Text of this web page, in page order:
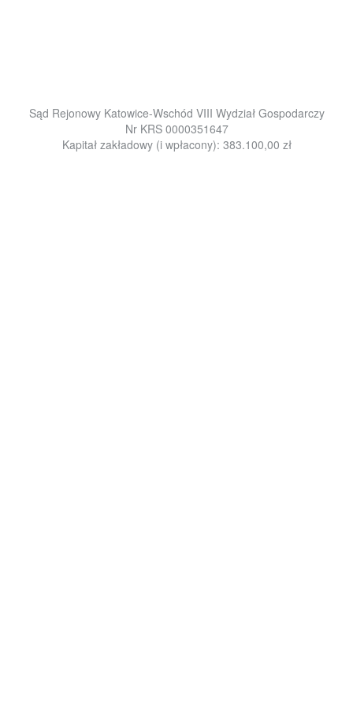
Sąd Rejonowy Katowice-Wschód VIII Wydział Gospodarczy
Nr KRS 0000351647
Kapitał zakładowy (i wpłacony): 383.100,00 zł